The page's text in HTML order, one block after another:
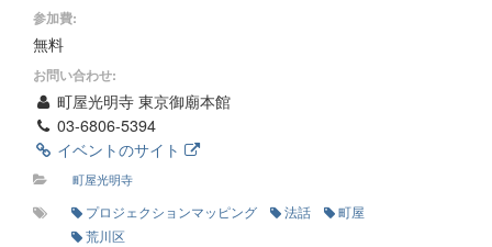
参加費:
無料
お問い合わせ:
町屋光明寺 東京御廟本館
03-6806-5394
イベントのサイト
町屋光明寺
プロジェクションマッピング 法話
町屋
荒川区